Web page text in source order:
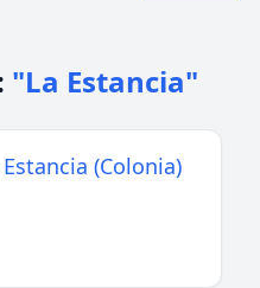
"La Estancia"
(Colonia)